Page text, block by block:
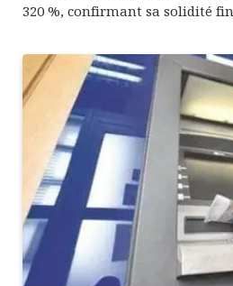
320 %, confirmant sa solidité